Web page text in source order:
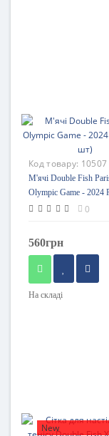
Код товару: 10507
М'ячі Double Fish
Olympic Game - 2024
(6 шт)
0
560грн
На складі
New